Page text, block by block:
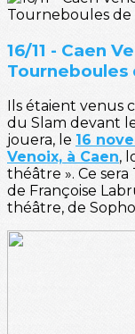
16/11 - Caen
Tourneboules
Ils étaient
du Slam devant
jouera, le 16
Venoix, à Caen,
théâtre ». Ce
de Françoise
théâtre, de